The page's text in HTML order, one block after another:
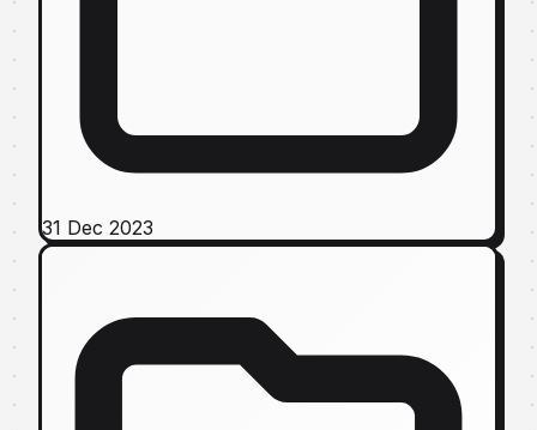
31 Dec 2023